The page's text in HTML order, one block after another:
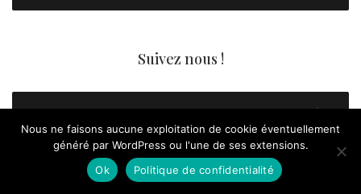
Suivez nous !
FACEBOOK
YOUTUBE
Nous ne faisons aucune exploitation de cookie éventuellement
généré par WordPress ou l'une de ses extensions.
Ok
Politique de confidentialité